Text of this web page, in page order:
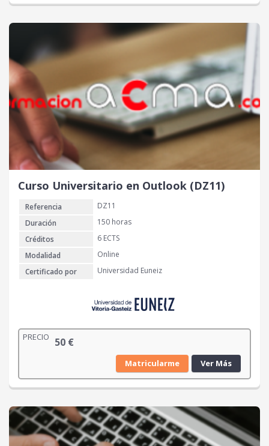
Curso Universitario en Outlook (DZ11)
Referencia
DZ11
Duración
150 horas
Créditos
6 ECTS
Modalidad
Online
Certificado por
Universidad Euneiz
PRECIO 50 €
Matricularme Ver Más